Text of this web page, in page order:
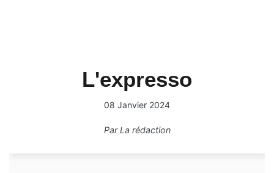
L'expresso
08 Janvier 2024
ParLa rédaction